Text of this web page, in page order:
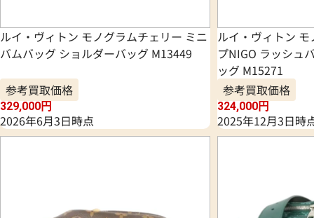
ルイ・ヴィトン モノグラムチェリー ミニ
バムバッグ ショルダーバッグ M13449
参考買取価格
329,000円
2026年6月3日時点
ルイ・ヴィトン
プNIGO ラッシュ
ッグ M15271
参考買取価格
324,000円
2025年12月3日時